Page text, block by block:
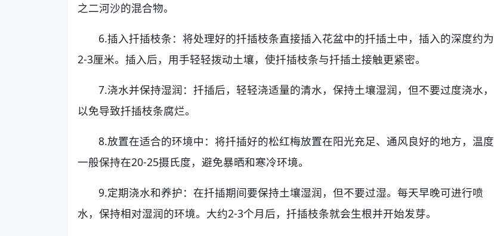
之二河沙的混合物。
6.插入扦插枝条：将处理好的扦插枝条直接插入花盆中的扦插土中，插入的深度约为
2-3厘米。插入后，用手轻轻拨动土壤，使扦插枝条与扦插土接触更紧密。
7.浇水并保持湿润：扦插后，轻轻浇适量的清水，保持土壤湿润，但不要过度浇水，
以免导致扦插枝条腐烂。
8.放置在适合的环境中：将扦插好的松红梅放置在阳光充足、通风良好的地方，温度
一般保持在20-25摄氏度，避免暴晒和寒冷环境。
9.定期浇水和养护：在扦插期间要保持土壤湿润，但不要过湿。每天早晚可进行喷
水，保持相对湿润的环境。大约2-3个月后，扦插枝条就会生根并开始发芽。